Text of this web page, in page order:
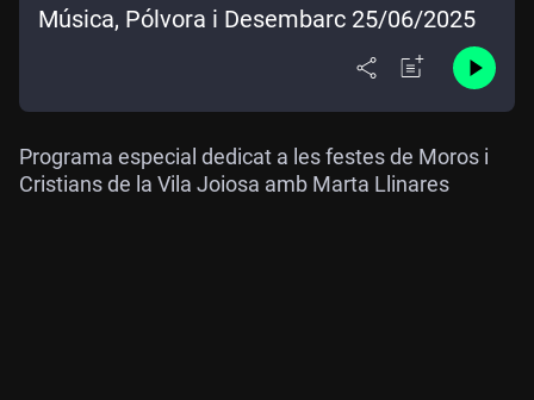
Música, Pólvora i Desembarc 25/06/2025
Programa especial dedicat a les festes de Moros i
Cristians de la Vila Joiosa amb Marta Llinares